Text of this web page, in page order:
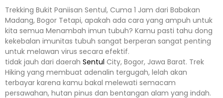
Trekking Bukit Paniisan Sentul, Cuma 1 Jam dari Babakan
Madang, Bogor Tetapi, apakah ada cara yang ampuh untuk
kita semua Menambah imun tubuh? Kamu pasti tahu dong
kekebalan imunitas tubuh sangat berperan sangat penting
untuk melawan virus secara efektif.
tidak jauh dari daerah Sentul City, Bogor, Jawa Barat. Trek
Hiking yang membuat adenalin tergugah, lelah akan
terbayar karena kamu bakal melewati semacam
persawahan, hutan pinus dan bentangan alam yang indah.